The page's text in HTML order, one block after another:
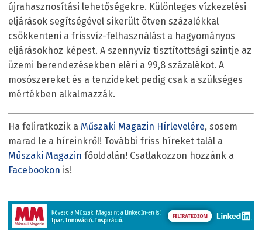
újrahasznosítási lehetőségekre. Különleges vízkezelési
eljárások segítségével sikerült ötven százalékkal
csökkenteni a frissvíz-felhasználást a hagyományos
eljárásokhoz képest. A szennyvíz tisztítottsági szintje az
üzemi berendezésekben eléri a 99,8 százalékot. A
mosószereket és a tenzideket pedig csak a szükséges
mértékben alkalmazzák.
Ha feliratkozik a Műszaki Magazin Hírlevelére, sosem
marad le a híreinkről! További friss híreket talál a
Műszaki Magazin főoldalán! Csatlakozzon hozzánk a
Facebookon is!